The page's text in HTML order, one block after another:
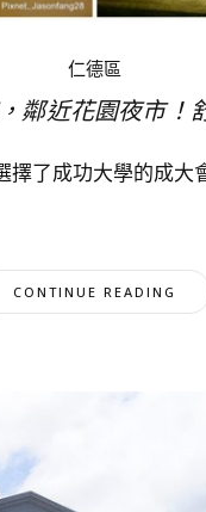
仁德區
鄰近花園夜市！
擇了成功大學的成
CONTINUE READING